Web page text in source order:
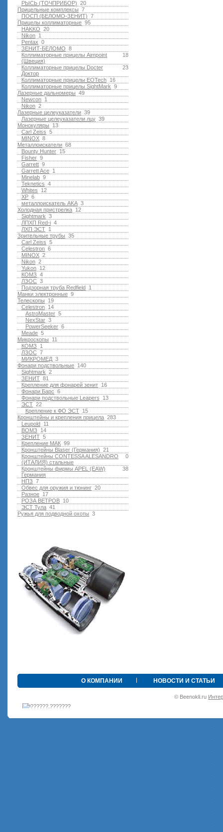
20
РЫСЬ (ТОЧПРИБОР)
7
Прицельные комплексы
7
ПОСП (БЕЛОМО-ЗЕНИТ)
95
Прицелы коллиматорные
20
HAKKO
1
Nikon
0
Pentax
8
ЗЕНИТ-БЕЛОМО
18
Коллиматорные прицелы Aimpoint
(Швеция)
23
Коллиматорные прицелы Docter
Доктор
16
Коллиматорные прицелы EOTech
9
Коллиматорные прицелы SightMark
49
Лазерные дальномеры
1
Newcon
2
Nikon
39
Лазерные целеуказатели
39
Лазерные целеуказатели лцу
13
Монокуляры
5
Carl Zeiss
8
MINOX
68
Металлоискатели
15
Bounty Hunter
9
Fisher
9
Garrett
1
Garrett Ace
9
Minelab
4
Teknetics
12
Whites
6
XP
3
металлоискатель AKA
12
Холодная пристрелка
3
Sightmark
4
ЛПХП Red-i
1
ЛХП ЭСТ
35
Зрительные трубы
5
Carl Zeiss
6
Celestron
2
MINOX
2
Nikon
12
Yukon
4
КОМЗ
3
ЛЗОС
1
Подзорная труба Redfield
9
Манки электронные
19
Телескопы
14
Celestron
5
AstroMaster
3
NexStar
6
PowerSeeker
5
Meade
11
Микроскопы
1
КОМЗ
7
ЛЗОС
3
МИКРОМЕД
140
Фонари подствольные
2
Sightmark
81
ЗЕНИТ
16
Крепление для фонарей зенит
6
Фонари Барс
13
Фонари подствольные Leapers
22
ЭСТ
15
Крепление к ФО ЭСТ
283
Кронштейны и крепления прицела
11
Leupold
14
ВОМЗ
5
ЗЕНИТ
99
Крепление МАК
21
Кронштейны Blaser (Германия)
0
Кронштейны CONTESSA ALESANDRO
(ИТАЛИЯ) стальные
38
Кронштейны фирмы APEL (EAW)
Германия
7
НПЗ
20
Обвес для оружия и тюнинг
17
Разное
10
РОЗА ВЕТРОВ
41
ЭСТ Тула
3
Ружья для подводной оxоты
О КОМПАНИИ НОВОСТИ И СТАТЬИ
© Beenokli.ru
•